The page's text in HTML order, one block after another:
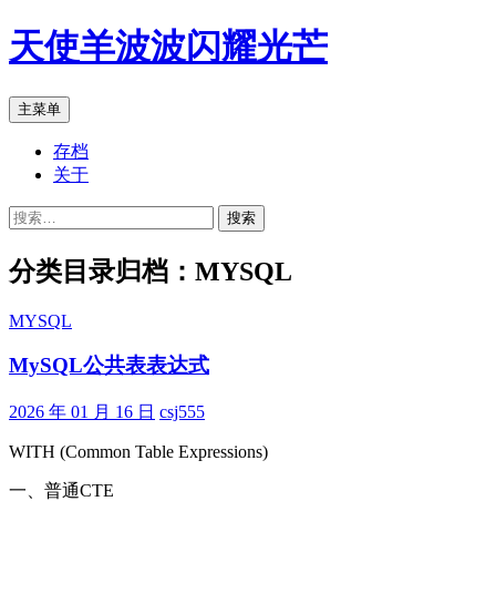
跳
至
文
天使羊波波闪耀光芒
搜
索
主菜单
存档
关于
搜
分类目录归档：MYSQL
MYSQL
MySQL公共表表达式
2026 年 01 月 16 日 csj555
WITH (Common Table Expressions)
一、普通CTE